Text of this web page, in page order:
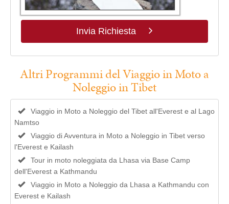
Invia Richiesta
Altri Programmi del Viaggio in Moto a
Noleggio in Tibet
Viaggio in Moto a Noleggio del Tibet all'Everest e al Lago
Namtso
Viaggio di Avventura in Moto a Noleggio in Tibet verso
l'Everest e Kailash
Tour in moto noleggiata da Lhasa via Base Camp
dell'Everest a Kathmandu
Viaggio in Moto a Noleggio da Lhasa a Kathmandu con
Everest e Kailash